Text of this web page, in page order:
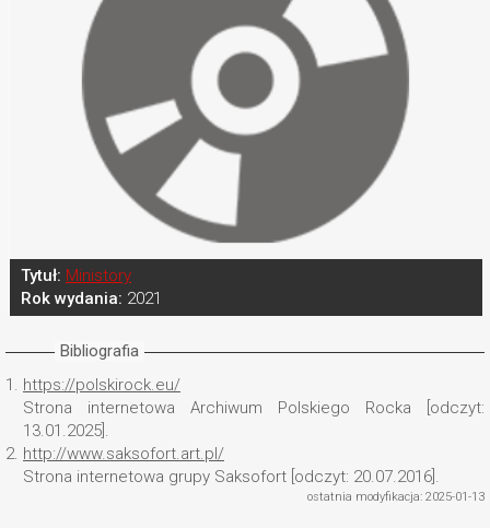
Tytuł: Ministory
Rok wydania: 2021
Bibliografia
1. https://polskirock.eu/
Strona internetowa Archiwum Polskiego Rocka [odczyt:
13.01.2025].
2. http://www.saksofort.art.pl/
Strona internetowa grupy Saksofort [odczyt: 20.07.2016].
ostatnia modyfikacja: 2025-01-13